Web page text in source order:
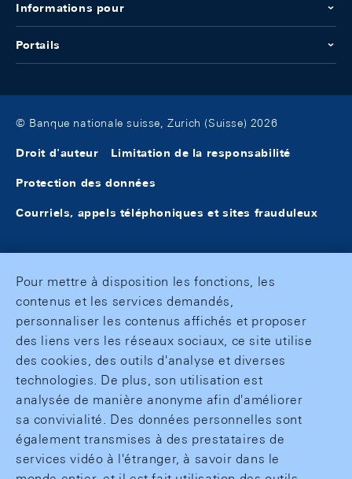
Informations pour
Portails
© Banque nationale suisse, Zurich (Suisse) 2026
Droit d'auteur Limitation de la responsabilité
Protection des données
Courriels, appels téléphoniques et sites frauduleux
Pour mettre à disposition les fonctions, les
contenus et les services demandés,
personnaliser les contenus affichés et proposer
des liens vers les réseaux sociaux, ce site utilise
des cookies, des outils d'analyse et diverses
technologies. De plus, son utilisation est
analysée de manière anonyme afin d'améliorer
sa convivialité. Des données personnelles sont
également transmises à des prestataires de
services vidéo à l'étranger, à savoir dans le